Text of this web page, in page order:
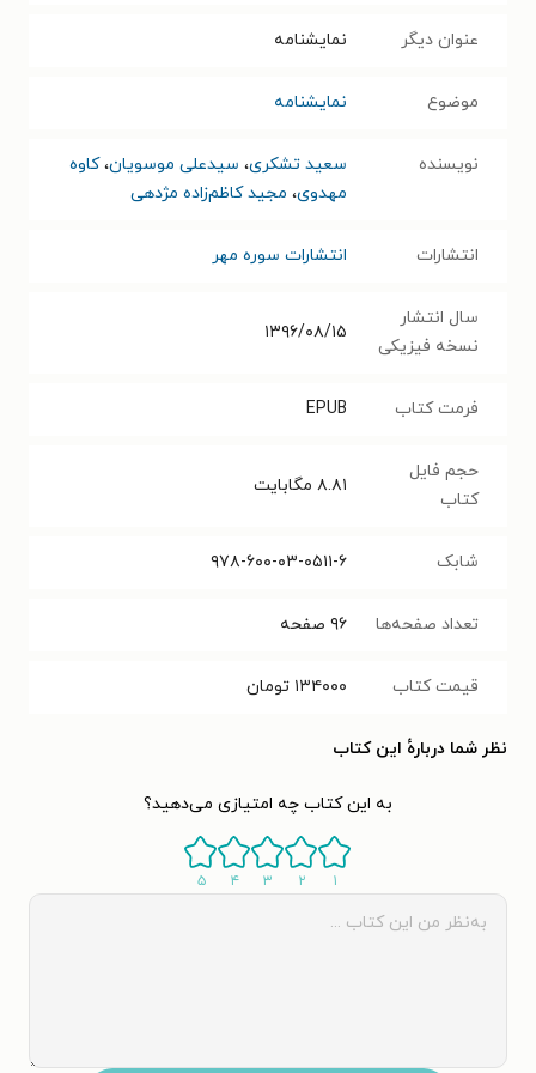
عنوان دیگر نمایشنامه
موضوع نمایشنامه
نویسنده سعید تشکری، سیدعلی موسویان،کاوه
مهدوی، مجید کاظم‌زاده مژدهی
انتشارات انتشارات سوره مهر
سال انتشار
نسخه فیزیکی
۱۳۹۶/۰۸/۱۵
فرمت کتاب EPUB
حجم فایل
کتاب
۸.۸۱ مگابایت
شابک ۹۷۸-۶۰۰-۰۳-۰۵۱۱-۶
تعداد صفحه‌ها ۹۶ صفحه
قیمت کتاب ۱۳۴۰۰۰ تومان
نظر شما دربارهٔ این کتاب
به این کتاب چه امتیازی می‌دهید؟
۱ ۲ ۳ ۴ ۵